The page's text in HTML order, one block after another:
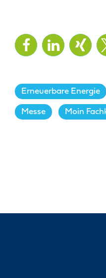
Erneuerbare Energie
Messe Moin